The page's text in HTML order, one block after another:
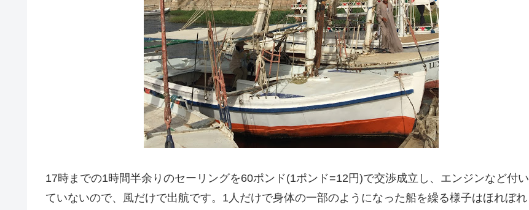
17時までの1時間半余りのセーリングを60ポンド(1ポンド=12円)で交渉成立し、エンジンなど付い
ていないので、風だけで出航です。1人だけで身体の一部のようになった船を繰る様子はほれぼれ